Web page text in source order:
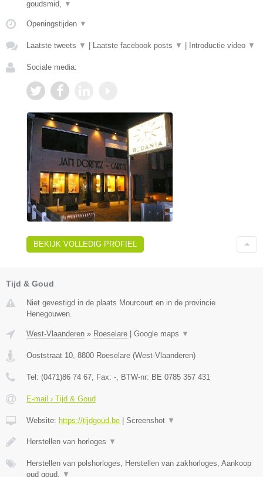
goudsmid, ▼
Openingstijden ▼
Laatste tweets ▼ Laatste facebook posts ▼ Introductie video ▼
Sociale media:
BEKIJK VOLLEDIG PROFIEL
Tijd & Goud
Niet gevestigd in de plaats Mourcourt en in de provincie
Henegouwen.
West-Vlaanderen » Roeselare | Google maps ▼
Ooststraat 10 8800 Roeselare (West-Vlaanderen)
Tel: (0471)86 74 67 , Fax: - , BTW-nr: BE 0785 357 431
E-mail › Tijd & Goud
Website: https://tijdgoud.be | Screenshot ▼
Herstellen van horloges ▼
Herstellen van polshorloges, Herstellen van zakhorloges, Aankoop
oud goud,
▼